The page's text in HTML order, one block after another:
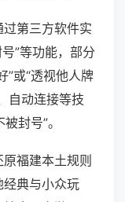
第三方软件实
”等功能，部分
”或“透视他人牌
自动连接等技
封号”。
福建本土规则
典与小众玩